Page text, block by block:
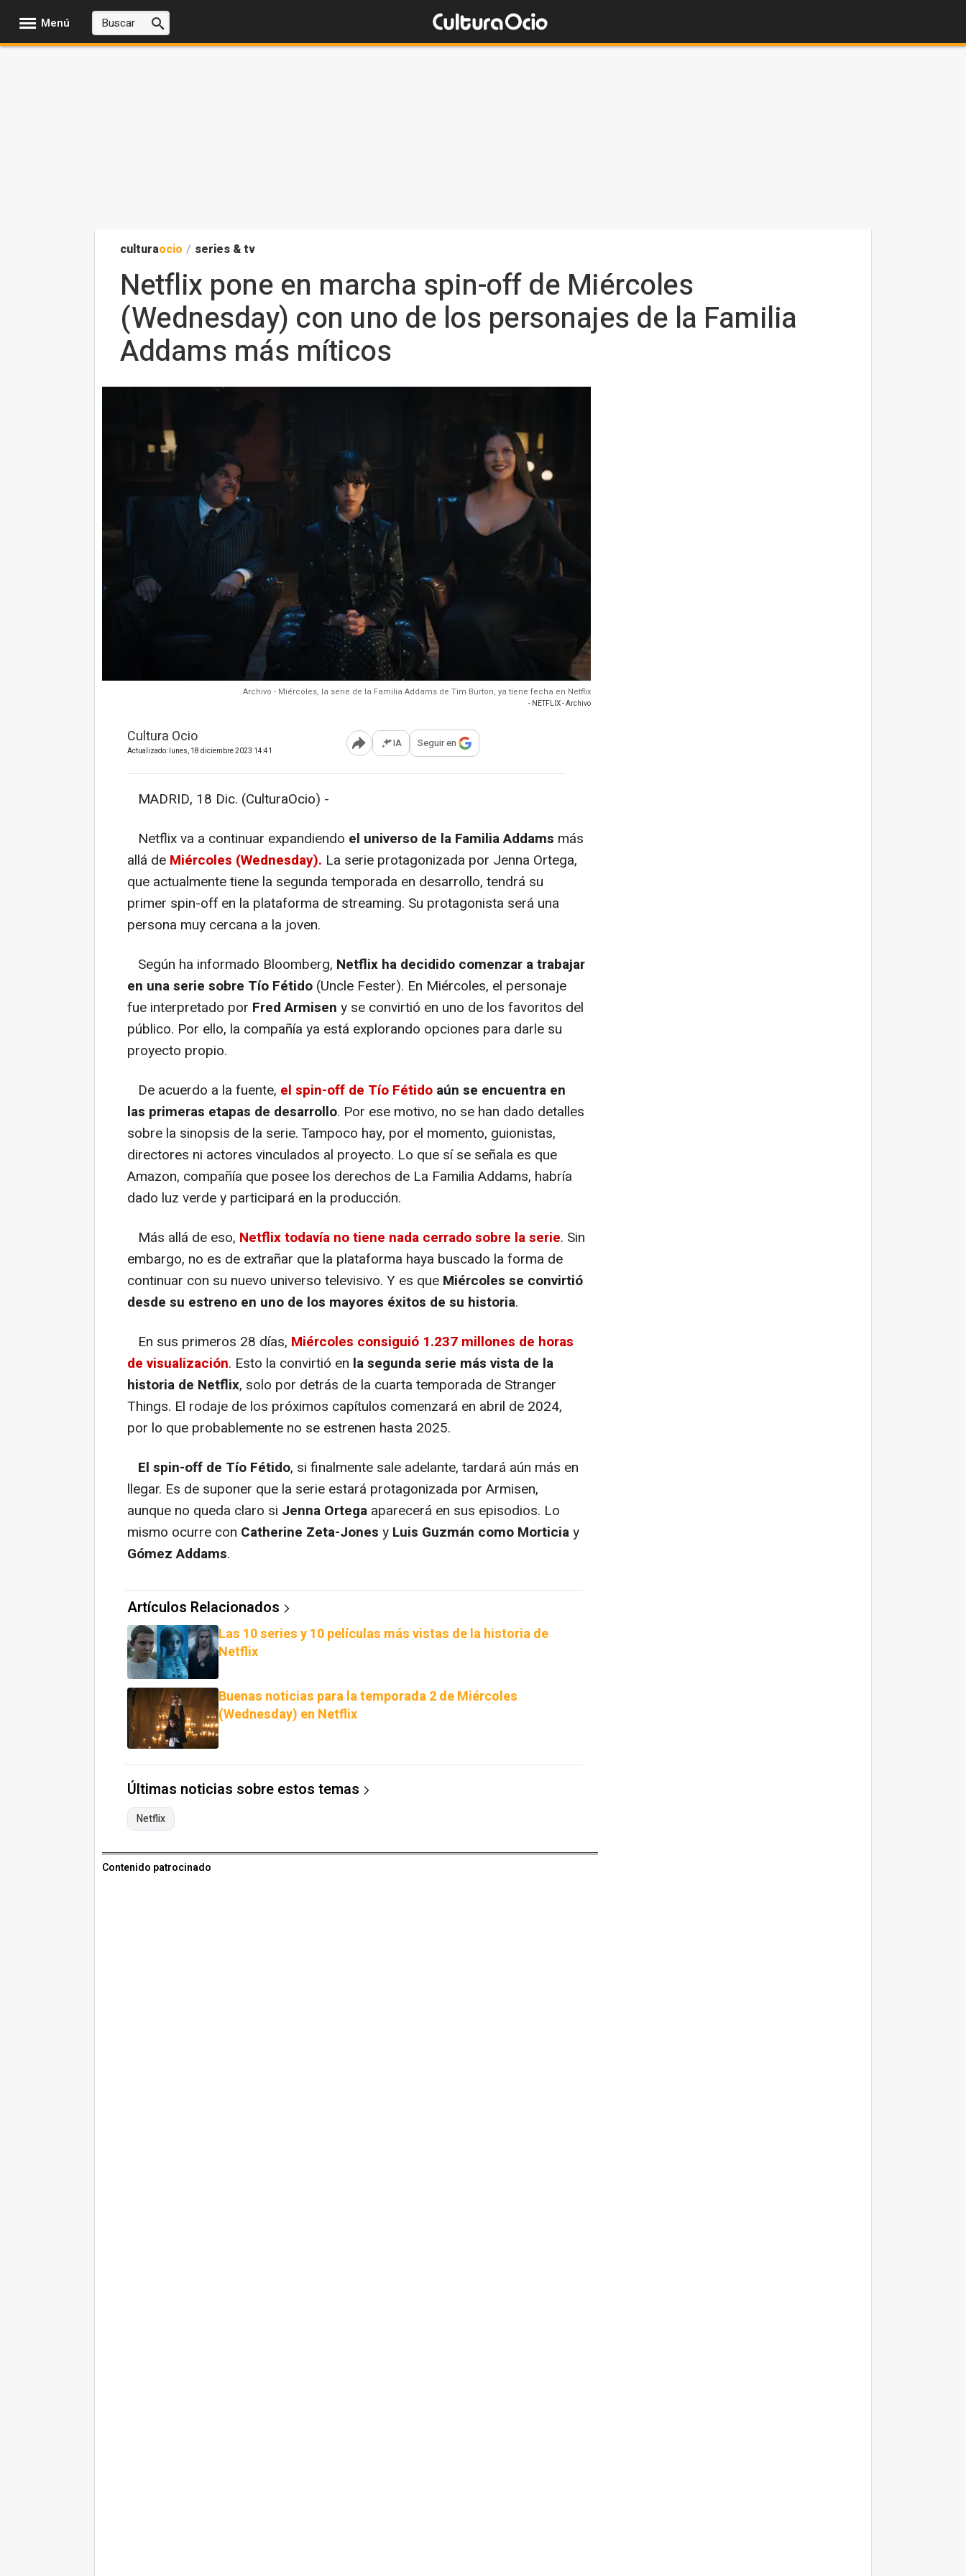
Menú
culturaocio / series & tv
Netflix pone en marcha spin-off de Miércoles
(Wednesday) con uno de los personajes de la Familia
Addams más míticos
Archivo - Miércoles, la serie de la Familia Addams de Tim Burton, ya tiene fecha en Netflix
- NETFLIX - Archivo
Cultura Ocio
Actualizado: lunes, 18 diciembre 2023 14:41 Abrir opciones para compartir
IA Seguir en
MADRID, 18 Dic. (CulturaOcio) -
Netflix va a continuar expandiendo el universo de la Familia Addams más
allá de Miércoles (Wednesday). La serie protagonizada por Jenna Ortega,
que actualmente tiene la segunda temporada en desarrollo, tendrá su
primer spin-off en la plataforma de streaming. Su protagonista será una
persona muy cercana a la joven.
Según ha informado Bloomberg, Netflix ha decidido comenzar a trabajar
en una serie sobre Tío Fétido (Uncle Fester). En Miércoles, el personaje
fue interpretado por Fred Armisen y se convirtió en uno de los favoritos del
público. Por ello, la compañía ya está explorando opciones para darle su
proyecto propio.
De acuerdo a la fuente, el spin-off de Tío Fétido aún se encuentra en
las primeras etapas de desarrollo. Por ese motivo, no se han dado detalles
sobre la sinopsis de la serie. Tampoco hay, por el momento, guionistas,
directores ni actores vinculados al proyecto. Lo que sí se señala es que
Amazon, compañía que posee los derechos de La Familia Addams, habría
dado luz verde y participará en la producción.
Más allá de eso, Netflix todavía no tiene nada cerrado sobre la serie. Sin
embargo, no es de extrañar que la plataforma haya buscado la forma de
continuar con su nuevo universo televisivo. Y es que Miércoles se convirtió
desde su estreno en uno de los mayores éxitos de su historia.
En sus primeros 28 días, Miércoles consiguió 1.237 millones de horas
de visualización. Esto la convirtió en la segunda serie más vista de la
historia de Netflix, solo por detrás de la cuarta temporada de Stranger
Things. El rodaje de los próximos capítulos comenzará en abril de 2024,
por lo que probablemente no se estrenen hasta 2025.
El spin-off de Tío Fétido, si finalmente sale adelante, tardará aún más en
llegar. Es de suponer que la serie estará protagonizada por Armisen,
aunque no queda claro si Jenna Ortega aparecerá en sus episodios. Lo
mismo ocurre con Catherine Zeta-Jones y Luis Guzmán como Morticiay
Gómez Addams.
Artículos Relacionados
Las 10 series y 10 películas más vistas de la historia de
Netflix
Buenas noticias para la temporada 2 de Miércoles
(Wednesday) en Netflix
Últimas noticias sobre estos temas
Netflix
Contenido patrocinado